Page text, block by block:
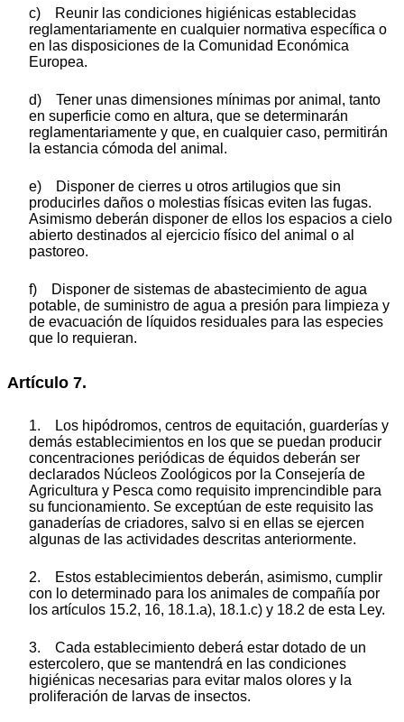
c) Reunir las condiciones higiénicas establecidas
reglamentariamente en cualquier normativa específica o
en las disposiciones de la Comunidad Económica
Europea.
d) Tener unas dimensiones mínimas por animal, tanto
en superficie como en altura, que se determinarán
reglamentariamente y que, en cualquier caso, permitirán
la estancia cómoda del animal.
e) Disponer de cierres u otros artilugios que sin
producirles daños o molestias físicas eviten las fugas.
Asimismo deberán disponer de ellos los espacios a cielo
abierto destinados al ejercicio físico del animal o al
pastoreo.
f) Disponer de sistemas de abastecimiento de agua
potable, de suministro de agua a presión para limpieza y
de evacuación de líquidos residuales para las especies
que lo requieran.
Artículo 7.
1. Los hipódromos, centros de equitación, guarderías y
demás establecimientos en los que se puedan producir
concentraciones periódicas de équidos deberán ser
declarados Núcleos Zoológicos por la Consejería de
Agricultura y Pesca como requisito imprencindible para
su funcionamiento. Se exceptúan de este requisito las
ganaderías de criadores, salvo si en ellas se ejercen
algunas de las actividades descritas anteriormente.
2. Estos establecimientos deberán, asimismo, cumplir
con lo determinado para los animales de compañía por
los artículos 15.2, 16, 18.1.a), 18.1.c) y 18.2 de esta Ley.
3. Cada establecimiento deberá estar dotado de un
estercolero, que se mantendrá en las condiciones
higiénicas necesarias para evitar malos olores y la
proliferación de larvas de insectos.